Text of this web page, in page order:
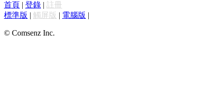
首頁 | 登錄 | 註冊
標準版 | 觸屏版 | 電腦版 |
© Comsenz Inc.